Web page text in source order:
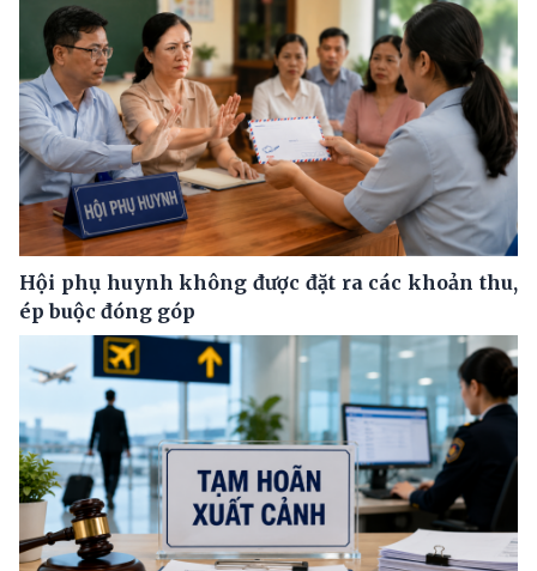
Hội phụ huynh không được đặt ra các khoản thu,
ép buộc đóng góp